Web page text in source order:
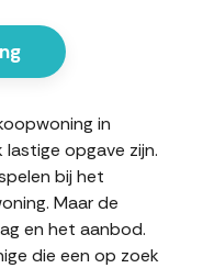
in
opgave zijn.
bij het
Maar de
en het aanbod.
die een op zoek